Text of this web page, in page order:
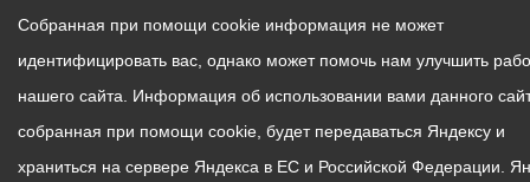
Собранная при помощи cookie информация не может
идентифицировать вас, однако может помочь нам улучшить
нашего сайта. Информация об использовании вами данного
собранная при помощи cookie, будет передаваться Яндексу и
храниться на сервере Яндекса в ЕС и Российской Федерации.